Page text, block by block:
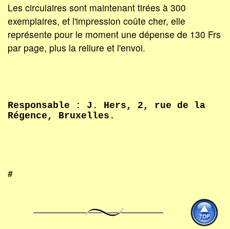
Les circulaires sont maintenant tirées à 300
exemplaires, et l'impression coûte cher, elle
représente pour le moment une dépense de 130 Frs
par page, plus la reliure et l'envoi.
Responsable : J. Hers, 2, rue de la
Régence, Bruxelles.
#